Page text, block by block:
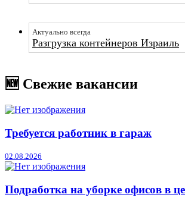
Актуально всегда
Разгрузка контейнеров Израиль
🆕 Свежие вакансии
Требуется работник в гараж
02.08.2026
Подработка на уборке офисов в